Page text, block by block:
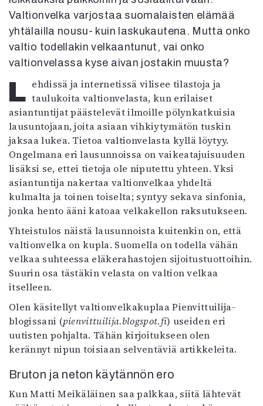
Valtionvelka varjostaa suomalaisten elämää
yhtälailla nousu- kuin laskukautena. Mutta onko
valtio todellakin velkaantunut, vai onko
valtionvelassa kyse aivan jostakin muusta?
Lehdissä ja internetissä vilisee tilastoja ja taulukoita valtionvelasta, kun erilaiset
asiantuntijat päästelevät ilmoille pölynkatkuisia
lausuntojaan, joita asiaan vihkiytymätön tuskin
jaksaa lukea. Tietoa valtionvelasta kyllä löytyy.
Ongelmana eri lausunnoissa on vaikeatajuisuuden
lisäksi se, ettei tietoja ole niputettu yhteen. Yksi
asiantuntija nakertaa valtionvelkaa yhdeltä
kulmalta ja toinen toiselta; syntyy sekava sinfonia,
jonka hento ääni katoaa velkakellon raksutukseen.
Yhteistulos näistä lausunnoista kuitenkin on, että
valtionvelka on kupla. Suomella on todella vähän
velkaa suhteessa eläkerahastojen sijoitustuottoihin.
Suurin osa tästäkin velasta on valtion velkaa
itselleen.
Olen käsitellyt valtionvelkakuplaa Pienvittuilija-
blogissani (pienvittuilija.blogspot.fi) useiden eri
uutisten pohjalta. Tähän kirjoitukseen olen
kerännyt nipun toisiaan selventäviä artikkeleita.
Bruton ja neton käytännön ero
Kun Matti Meikäläinen saa palkkaa, siitä lähtevät